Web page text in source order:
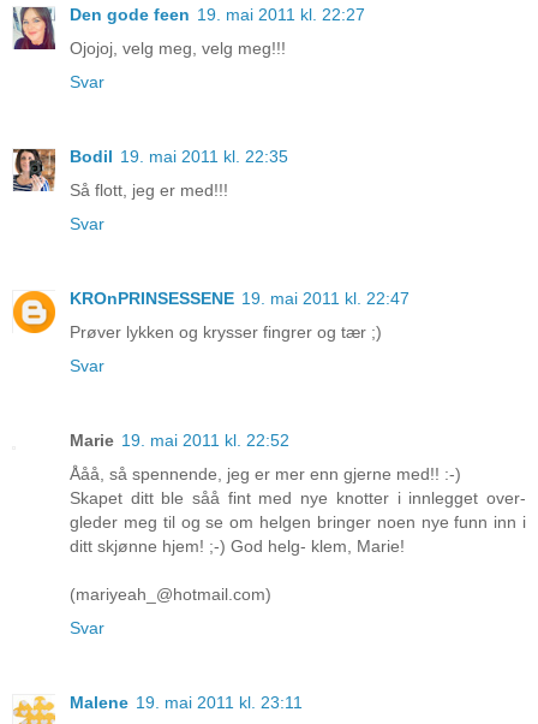
Den gode feen 19. mai 2011 kl. 22:27
Ojojoj, velg meg, velg meg!!!
Svar
Bodil 19. mai 2011 kl. 22:35
Så flott, jeg er med!!!
Svar
KROnPRINSESSENE 19. mai 2011 kl. 22:47
Prøver lykken og krysser fingrer og tær ;)
Svar
Marie 19. mai 2011 kl. 22:52
Ååå, så spennende, jeg er mer enn gjerne med!! :-)
Skapet ditt ble såå fint med nye knotter i innlegget over-
gleder meg til og se om helgen bringer noen nye funn inn i
ditt skjønne hjem! ;-) God helg- klem, Marie!
(mariyeah_@hotmail.com)
Svar
Malene 19. mai 2011 kl. 23:11